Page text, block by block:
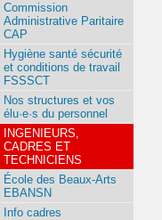
Commission
Administrative Paritaire
CAP
Hygiène santé sécurité
et conditions de travail
FSSSCT
Nos structures et vos
élu·e·s du personnel
INGENIEURS,
CADRES ET
TECHNICIENS
École des Beaux-Arts
EBANSN
Info cadres